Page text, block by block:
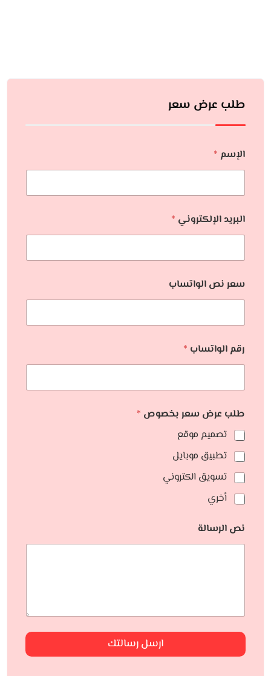
طلب عرض سعر
الإسم *
البريد الإلكتروني *
سعر نص الواتساب
رقم الواتساب *
طلب عرض سعر بخصوص *
تصميم موقع
تطبيق موبايل
تسويق الكتروني
أخري
نص الرسالة
ارسل رسالتك